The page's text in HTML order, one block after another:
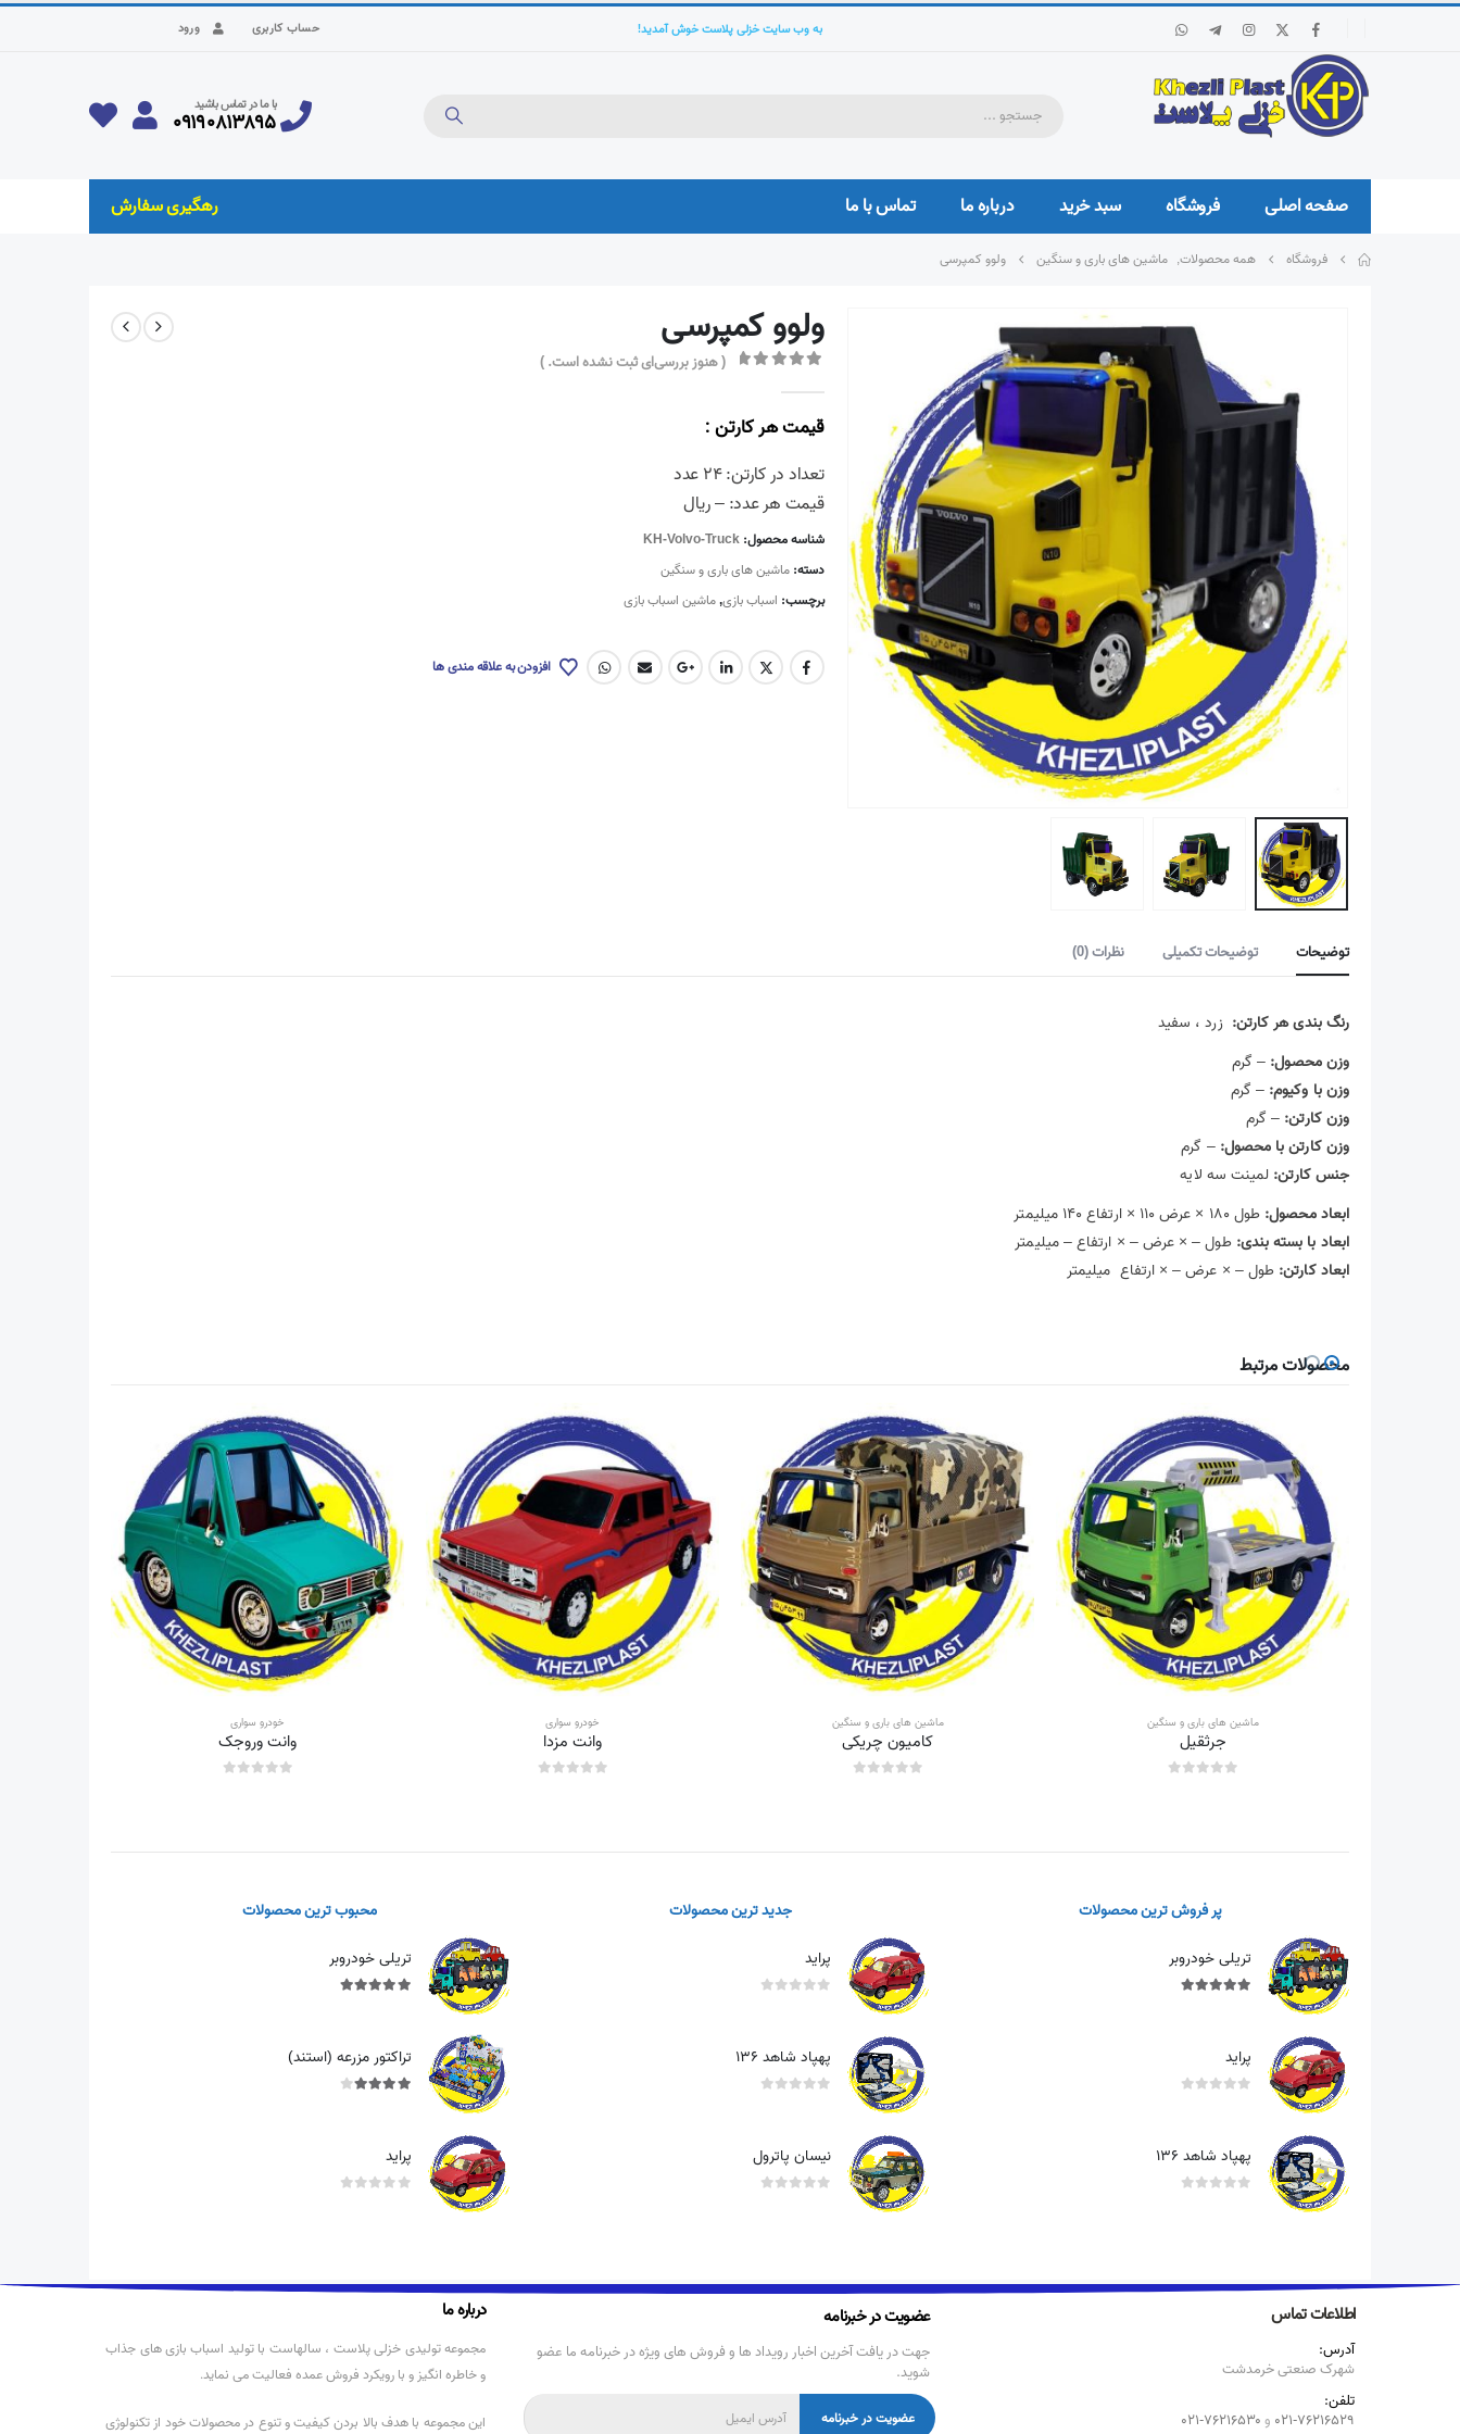
به وب سایت خزلی پلاست خوش آمدید! حساب کاربری ورود
با ما در تماس باشید
۰۹۱۹۰۸۱۳۸۹۵
صفحه اصلی فروشگاه سبد خرید درباره ما تماس با ما رهگیری سفارش
فروشگاه همه محصولات, ماشین های باری و سنگین ولوو کمپرسی
ولوو کمپرسی
( هنوز بررسی‌ای ثبت نشده است. )
قیمت هر کارتن :
تعداد در کارتن: ۲۴ عدد
قیمت هر عدد: – ریال
شناسه محصول:KH-Volvo-Truck
دسته:ماشین های باری و سنگین
برچسب: اسباب بازی,ماشین اسباب بازی
افزودن به علاقه مندی ها
توضیحات توضیحات تکمیلی نظرات (0)
رنگ بندی هر کارتن: زرد ، سفید
وزن محصول: – گرم
وزن با وکیوم: – گرم
وزن کارتن: – گرم
وزن کارتن با محصول: – گرم
جنس کارتن: لمینت سه لایه
ابعاد محصول: طول ۱۸۰ × عرض ۱۱۰ × ارتفاع ۱۴۰ میلیمتر
ابعاد با بسته بندی: طول – × عرض – × ارتفاع – میلیمتر
ابعاد کارتن: طول – × عرض – × ارتفاع میلیمتر
محصولات مرتبط
ماشین های باری و سنگین
جرثقیل
ماشین های باری و سنگین
کامیون چریکی
خودرو سواری
وانت مزدا
خودرو سواری
وانت وروجک
پر فروش ترین محصولات
تریلی خودروبر
پراید
پهپاد شاهد ۱۳۶
جدید ترین محصولات
پراید
پهپاد شاهد ۱۳۶
نیسان پاترول
محبوب ترین محصولات
تریلی خودروبر
تراکتور مزرعه (استند)
پراید
اطلاعات تماس
آدرس:
شهرک صنعتی خرمدشت
تلفن:
۰۲۱-۷۶۲۱۶۵۲۹ و۷۶۲۱۶۵۳۰-۰۲۱
عضویت در خبرنامه
جهت در یافت آخرین اخبار رویداد ها و فروش های ویژه در خبرنامه ما عضو
شوید.
درباره ما
مجموعه تولیدی خزلی پلاست ، سالهاست با تولید اسباب بازی های جذاب
و خاطره انگیز و با رویکرد فروش عمده فعالیت می نماید.
این مجموعه با هدف بالا بردن کیفیت و تنوع در محصولات خود از تکنولوژی